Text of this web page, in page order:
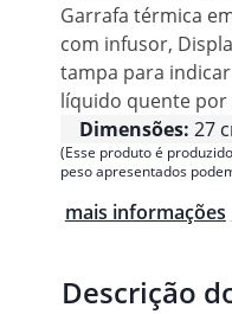
Garrafa térmica
com infusor,
tampa para
líquido quente por
Dimensões: 27
(Esse produto é
peso apresentados
mais informações
Descrição